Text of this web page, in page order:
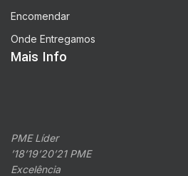
Encomendar
Onde Entregamos
Mais Info
PME Líder
’18’19’20’21 PME
Excelência